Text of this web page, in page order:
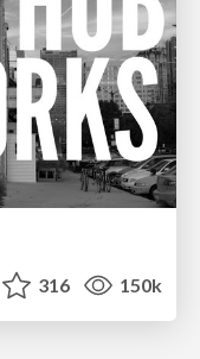
316 150k